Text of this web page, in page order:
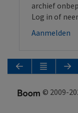
archief
Log in of
Aanmelden
© 2009-